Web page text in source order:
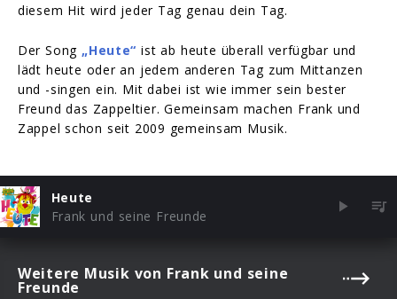
diesem Hit wird jeder Tag genau dein Tag.
Der Song „Heute“ ist ab heute überall verfügbar und
lädt heute oder an jedem anderen Tag zum Mittanzen
und -singen ein. Mit dabei ist wie immer sein bester
Freund das Zappeltier. Gemeinsam machen Frank und
Zappel schon seit 2009 gemeinsam Musik.
Heute
Frank und seine Freunde
Weitere Musik von Frank und seine
Freunde